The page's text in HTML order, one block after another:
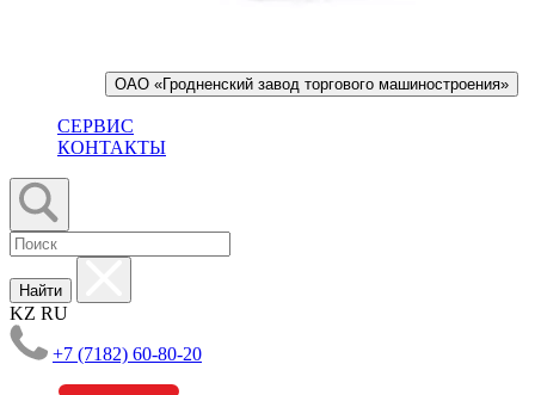
ОАО «Гродненский завод торгового машиностроения»
СЕРВИС
КОНТАКТЫ
Найти
KZ RU
+7 (7182) 60-80-20